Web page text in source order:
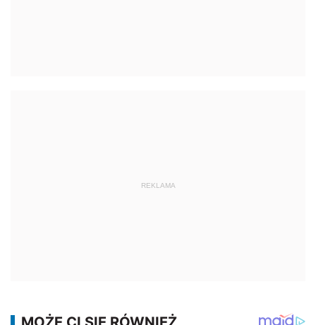
REKLAMA